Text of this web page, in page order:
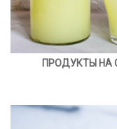
ПРОДУКТЫ НА